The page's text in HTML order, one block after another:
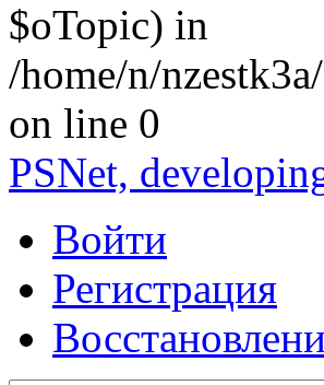
$oTopic) in
/home/n/
on line 0
PSNet,
Войти
Регистрация